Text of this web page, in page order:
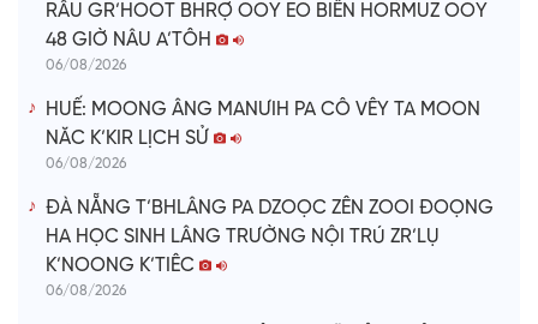
RÂU GR’HOOT BHRỢ OOY EO BIỂN HORMUZ OOY
48 GIỜ NÂU A’TÔH
06/08/2026
HUẾ: MOONG ÂNG MANƯIH PA CÔ VÊY TA MOON
NĂC K’KIR LỊCH SỬ
06/08/2026
ĐÀ NẴNG T’BHLÂNG PA DZOỌC ZÊN ZOOI ĐOỌNG
HA HỌC SINH LÂNG TRƯỜNG NỘI TRÚ ZR’LỤ
K’NOONG K’TIÊC
06/08/2026